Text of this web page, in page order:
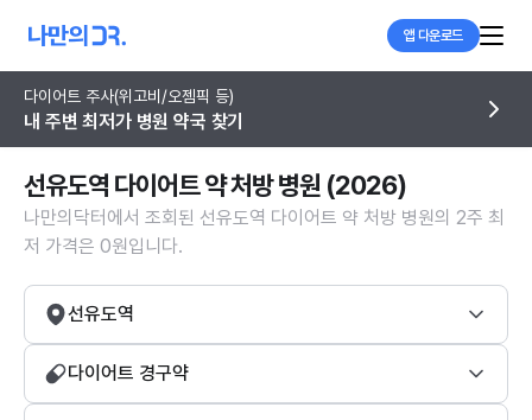
앱 다운로드
다이어트 주사(위고비/오젬픽 등)
내 주변 최저가 병원 약국 찾기
선유도역 다이어트 약 처방 병원 (2026)
나만의닥터에서 조회된 선유도역 다이어트 약 처방 병원의 2주 최
저 가격은 0원입니다.
선유도역
다이어트 경구약